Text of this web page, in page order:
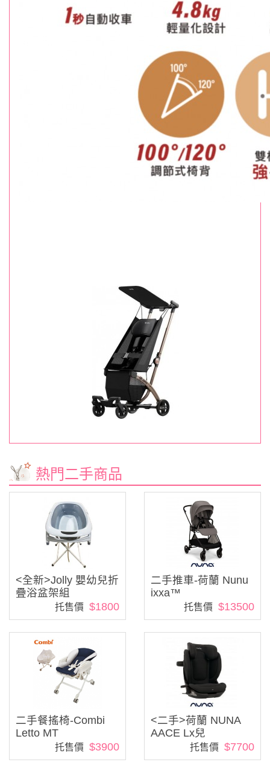
熱門二手商品
<全新>Jolly 嬰幼兒折
疊浴盆架組
托售價 $1800
二手推車-荷蘭 Nunu
ixxa™
托售價 $13500
二手餐搖椅-Combi
Letto MT
托售價 $3900
<二手>荷蘭 NUNA
AACE Lx兒
托售價 $7700